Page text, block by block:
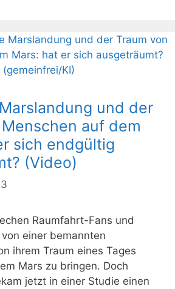
und der
auf dem
sich endgültig
(Video)
Raumfahrt-Fans und
einer bemannten
ihrem Traum eines Tages
Mars zu bringen. Doch
jetzt in einer Studie einen